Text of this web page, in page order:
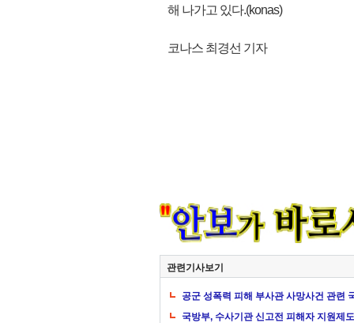
해 나가고 있다.(konas)
코나스 최경선 기자
관련기사보기
공군 성폭력 피해 부사관 사망사건 관련
국방부, 수사기관 신고전 피해자 지원제